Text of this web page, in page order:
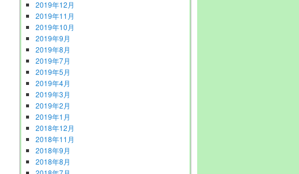
2019年12月
2019年11月
2019年10月
2019年9月
2019年8月
2019年7月
2019年5月
2019年4月
2019年3月
2019年2月
2019年1月
2018年12月
2018年11月
2018年9月
2018年8月